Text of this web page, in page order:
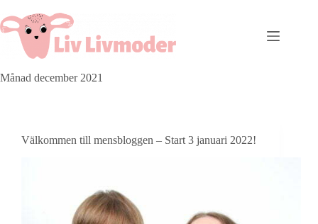
Månad december 2021
Välkommen till mensbloggen – Start 3 januari 2022!